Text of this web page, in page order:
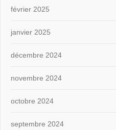
février 2025
janvier 2025
décembre 2024
novembre 2024
octobre 2024
septembre 2024